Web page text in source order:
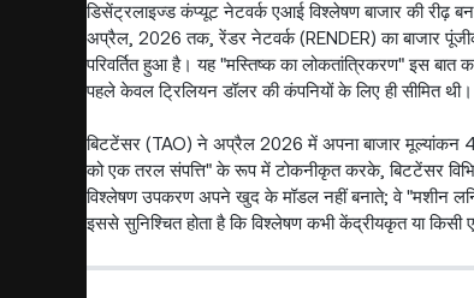
डिसेंट्रलाइज्ड कंप्यूट नेटवर्क एआई विश्लेषण बाजार की
अप्रैल, 2026 तक, रेंडर नेटवर्क (RENDER) का बाजार
परिवर्तित हुआ है। यह "मस्तिष्क का लोकतांत्रिकरण" इस बात
पहले केवल ट्रिलियन डॉलर की कंपनियों के लिए ही सीमित थी।
बिटटेंसर (TAO) ने अप्रैल 2026 में अपना बाजार मूल्यांकन
को एक तरल संपत्ति" के रूप में टोकनीकृत करके, बिटटेंसर
विश्लेषण उपकरण अपने खुद के मॉडल नहीं बनाते; वे "मशीन
इससे सुनिश्चित होता है कि विश्लेषण कभी केंद्रीयकृत या किसी